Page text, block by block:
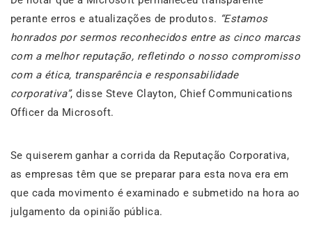
perante erros e atualizações de produtos. “Estamos
honrados por sermos reconhecidos entre as cinco marcas
com a melhor reputação, refletindo o nosso compromisso
com a ética, transparência e responsabilidade
corporativa”, disse Steve Clayton, Chief Communications
Officer da Microsoft.
Se quiserem ganhar a corrida da Reputação Corporativa,
as empresas têm que se preparar para esta nova era em
que cada movimento é examinado e submetido na hora ao
julgamento da opinião pública.